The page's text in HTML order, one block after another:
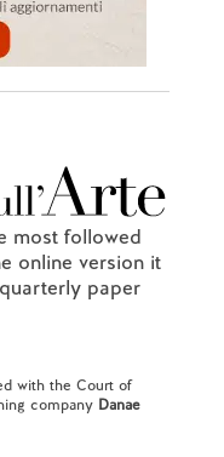
most followed
online version it
paper
with the Court of
company Danae